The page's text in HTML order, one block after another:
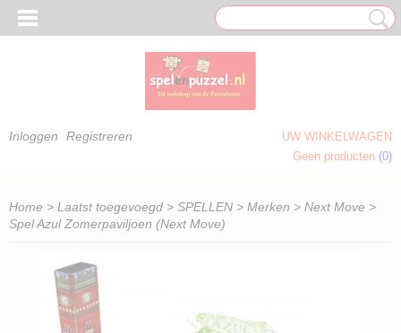
Inloggen Registreren
UW WINKELWAGEN
Geen producten (0)
Home > Laatst toegevoegd > SPELLEN > Merken > Next Move >
Spel Azul Zomerpaviljoen (Next Move)